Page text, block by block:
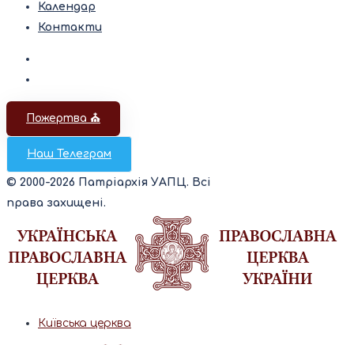
Календар
Контакти
Пожертва ⛪️
Наш Телеграм
© 2000-2026 Патріархія УАПЦ. Всі
права захищені.
Київська церква